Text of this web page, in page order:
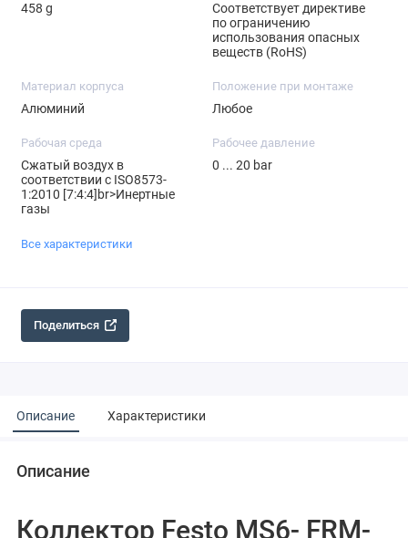
458 g
Соответствует директиве
по ограничению
использования опасных
веществ (RoHS)
Материал корпуса
Алюминий
Положение при монтаже
Любое
Рабочая среда
Сжатый воздух в
соответствии с ISO8573-
1:2010 [7:4:4]br>Инертные
газы
Рабочее давление
0 ... 20 bar
Все характеристики
Поделиться
Описание Характеристики
Описание
Коллектор Festo MS6- FRM-